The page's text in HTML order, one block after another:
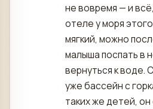
не вовремя — и
отеле у моря
мягкий, можно
малыша поспать в
вернуться к воде.
уже бассейн с
таких же детей,